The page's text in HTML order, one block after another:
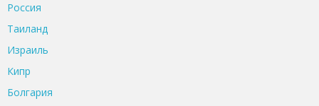
Россия
Таиланд
Израиль
Кипр
Болгария